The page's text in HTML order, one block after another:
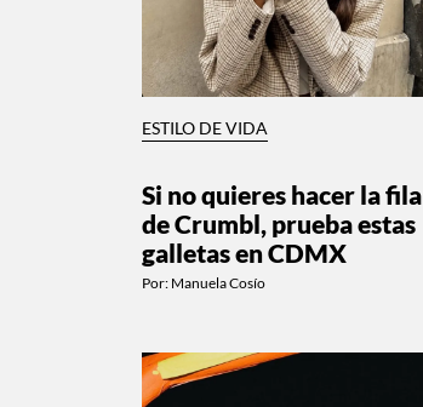
ESTILO DE VIDA
Si no quieres hacer la fila
de Crumbl, prueba estas
galletas en CDMX
Por: Manuela Cosío